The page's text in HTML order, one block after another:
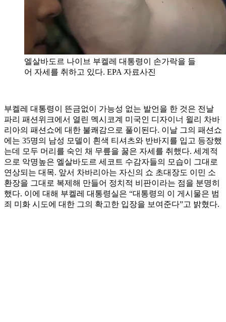
엘살바도르 나이브 부켈레 대통령이 손가락을 들
어 자세를 취하고 있다. EPA 자료사진
부켈레 대통령이 뜬금없이 가능성 없는 발언을 한 것은 전날
파리 패션위크에서 열린 멕시코계 미국인 디자이너 윌리 차바
리아의 패션쇼에 대한 불쾌감으로 풀이된다. 이날 그의 패션쇼
에는 35명의 남성 모델이 흰색 티셔츠와 반바지를 입고 등장했
는데 모두 머리를 숙인 채 무릎을 꿇은 자세를 취했다. 세계적
으로 악명높은 엘살바도르 세코트 수감자들의 모습이 그대로
연상되는 대목. 앞서 차바리아는 자신의 쇼 초대장도 이민 소
환장을 그대로 복제해 만들어 정치적 비판이라는 점을 분명히
했다. 이에 대해 부켈레 대통령실은 “대통령의 이 게시물은 범
죄 미화 시도에 대한 그의 확고한 입장을 보여준다”고 밝혔다.